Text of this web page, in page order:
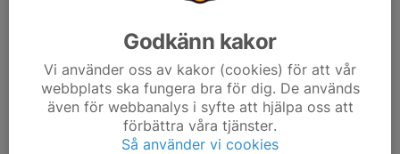
Godkänn kakor
Vi använder oss av kakor (cookies) för att vår
webbplats ska fungera bra för dig. De används
även för webbanalys i syfte att hjälpa oss att
förbättra våra tjänster.
Så använder vi cookies